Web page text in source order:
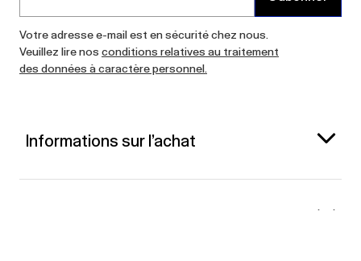
Votre adresse e-mail est en sécurité chez nous.
Veuillez lire nos conditions relatives au traitement
des données à caractère personnel.
Informations sur l’achat